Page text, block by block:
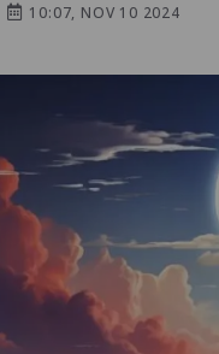
10:07, NOV 10 2024